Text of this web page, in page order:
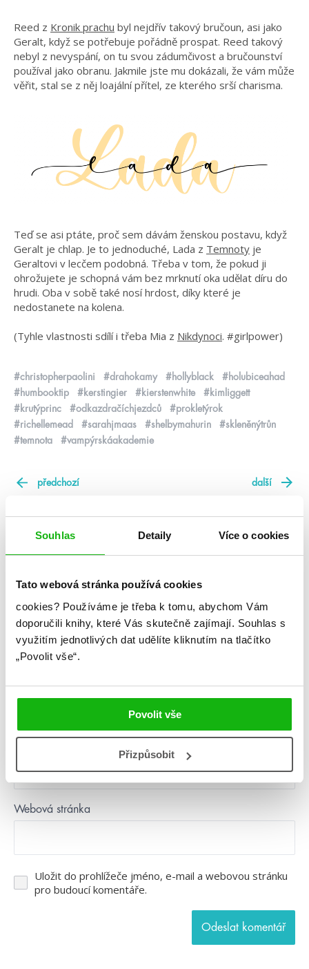
Souhlas Detaily Více o cookies
Tato webová stránka používá cookies
cookies? Používáme je třeba k tomu, abychom Vám
doporučili knihy, které Vás skutečně zajímají. Souhlas s
využitím jednotlivých dat udělíte kliknutím na tlačítko
„Povolit vše“.
Povolit vše
Přizpůsobit
Reed z Kronik prachu byl nejdřív takový bručoun, asi jako
Geralt, když se potřebuje pořádně prospat. Reed takový
nebyl z nevyspání, on tu svou zádumčivost a bručounství
používal jako obranu. Jakmile jste mu dokázali, že vám může
věřit, stal se z něj loajální přítel, ze kterého srší charisma.
Teď se asi ptáte, proč sem dávám ženskou postavu, když
Geralt je chlap. Je to jednoduché, Lada z Temnoty je
Geraltovi v lecčem podobná. Třeba v tom, že pokud ji
ohrožujete je schopná vám bez mrknutí oka udělat díru do
hrudi. Oba v sobě také nosí hrdost, díky které je
nedostanete na kolena.
(Tyhle vlastnosti sdílí i třeba Mia z Nikdynoci. #girlpower)
#christopherpaolini #drahokamy #hollyblack
#holubiceahad
#humbooktip
#kerstingier #kierstenwhite
#kimliggett
#krutýprinc
#odkazdračíchjezdců
#prokletýrok
#richellemead
#sarahjmaas #shelbymahurin
#skleněnýtrůn
#temnota
#vampýrskáakademie
předchozí další
Napsat komentář
Webová stránka
Uložit do prohlížeče jméno, e-mail a webovou stránku
pro budoucí komentáře.